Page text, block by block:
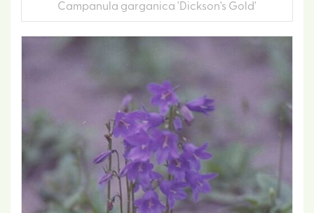
Campanula garganica 'Dickson's Gold'